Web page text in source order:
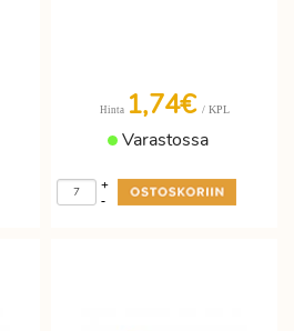
Hinta 1,74€ / KPL
Varastossa
-
+